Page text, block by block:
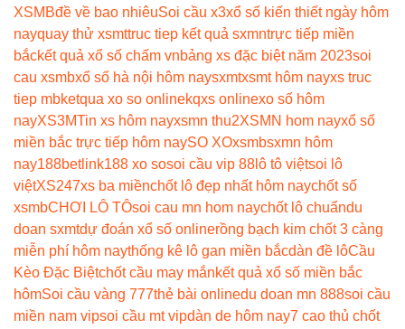
XSMBđề về bao nhiêuSoi cầu x3xổ số kiến thiết ngày hôm
nayquay thử xsmttruc tiep kết quả sxmntrực tiếp miền
bắckết quả xổ số chấm vnbảng xs đặc biệt năm 2023soi
cau xsmbxổ số hà nội hôm naysxmtxsmt hôm nayxs truc
tiep mbketqua xo so onlinekqxs onlinexo số hôm
nayXS3MTin xs hôm nayxsmn thu2XSMN hom nayxổ số
miền bắc trực tiếp hôm naySO XOxsmbsxmn hôm
nay188betlink188 xo sosoi cầu vip 88 lô tô việtsoi lô
việtXS247xs ba miềnchốt lô đẹp nhất hôm naychốt số
xsmbCHƠI LÔ TÔsoi cau mn hom naychốt lô chuẩndu
doan sxmtdự đoán xổ số onlinerồng bạch kim chốt 3 càng
miễn phí hôm naythống kê lô gan miền bắcdàn đề lôCầu
Kèo Đặc Biệtchốt cầu may mắnkết quả xổ số miền bắc
hômSoi cầu vàng 777thẻ bài onlinedu doan mn 888soi cầu
miền nam vipsoi cầu mt vipdàn de hôm nay7 cao thủ chốt